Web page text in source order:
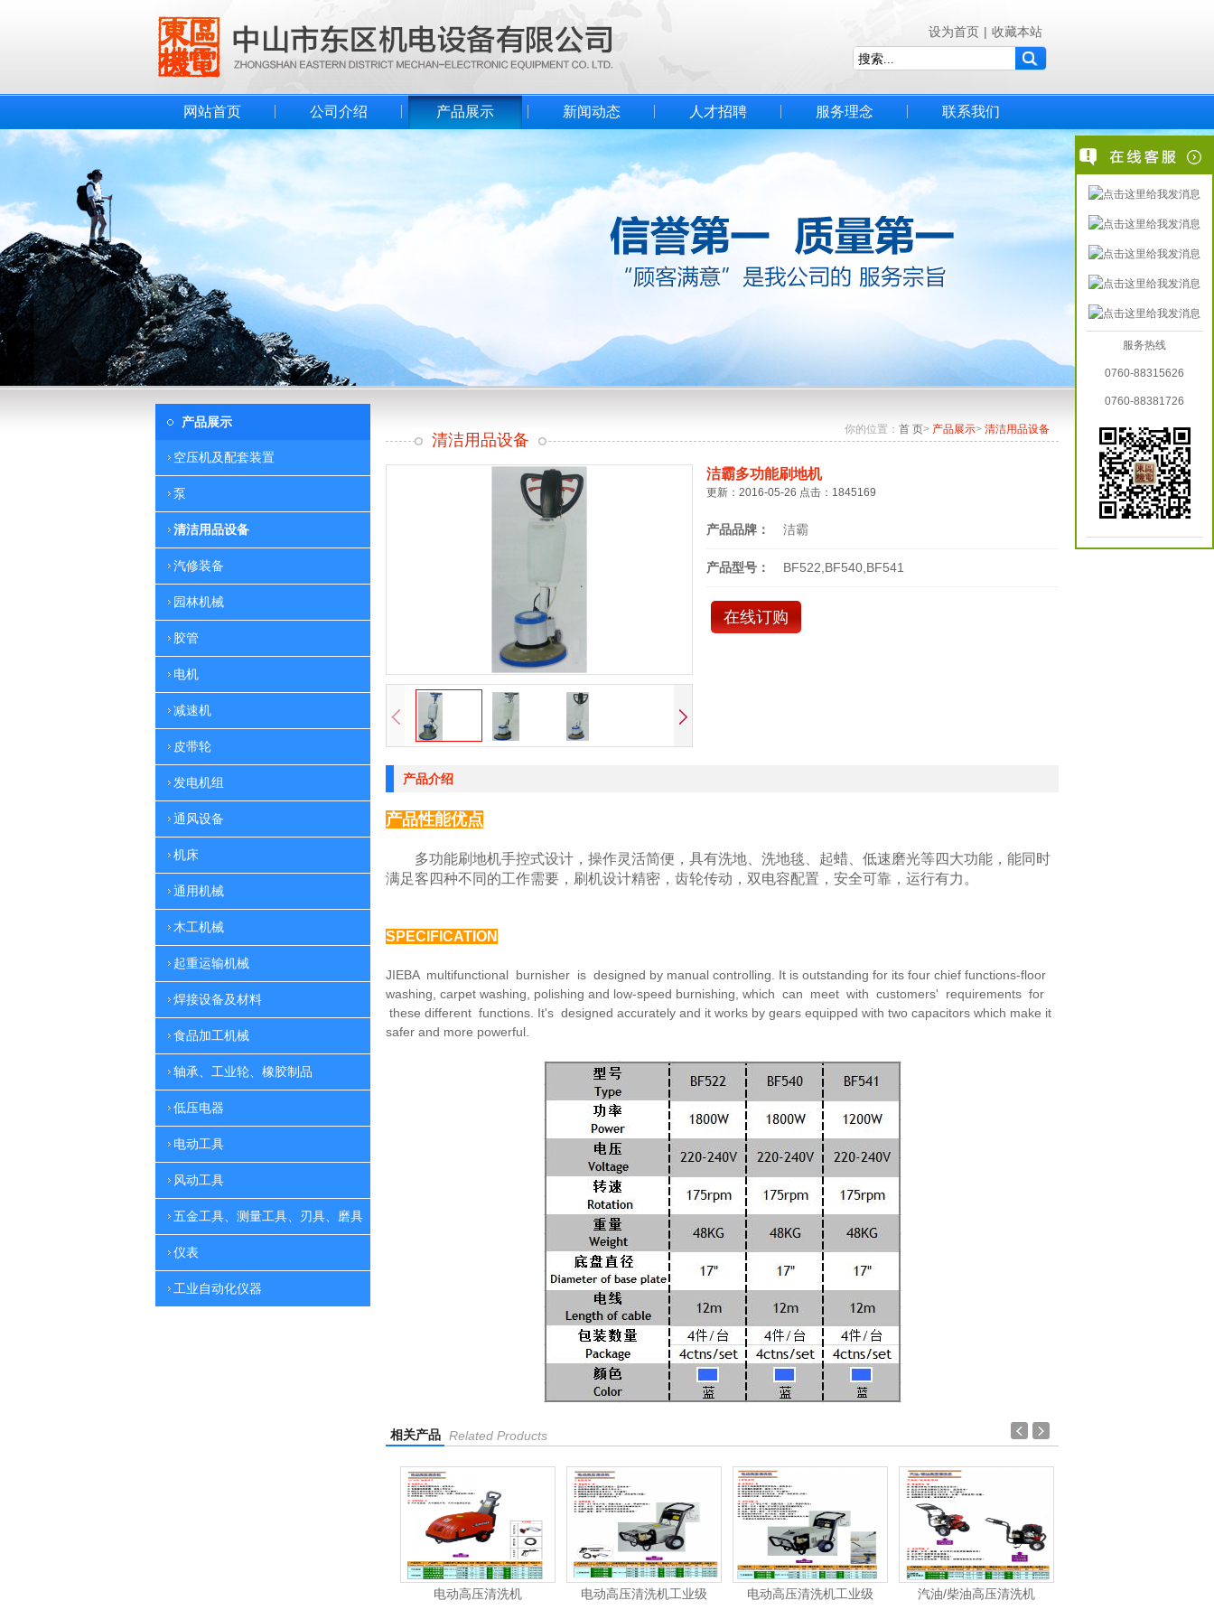
设为首页 | 收藏本站
网站首页 公司介绍 产品展示 新闻动态 人才招聘 服务理念 联系我们
产品展示
空压机及配套装置
泵
清洁用品设备
汽修装备
园林机械
胶管
电机
减速机
皮带轮
发电机组
通风设备
机床
通用机械
木工机械
起重运输机械
焊接设备及材料
食品加工机械
轴承、工业轮、橡胶制品
低压电器
电动工具
风动工具
五金工具、测量工具、刃具、磨具
仪表
工业自动化仪器
你的位置： 首 页> 产品展示> 清洁用品设备
清洁用品设备
洁霸多功能刷地机
更新：2016-05-26 点击：1845169
产品品牌： 洁霸
产品型号： BF522,BF540,BF541
在线订购
产品介绍
产品性能优点
多功能刷地机手控式设计，操作灵活简便，具有洗地、 洗地毯、起蜡、低速磨光等四大功能，能同时
满足客四种不同的工作需要，刷机设计精密，齿轮传动，双电容配置， 安全可靠，运行有力。
SPECIFICATION
JIEBA multifunctional burnisher is designed by manual controlling. It is outstanding for its four chief functions-floor
washing, carpet washing, polishing and low-speed burnishing, which can meet with customers' requirements for
these different functions. It's designed accurately and it works by gears equipped with two capacitors which make it
safer and more powerful.
相关产品 Related Products
电动高压清洗机 电动高压清洗机工业级 电动高压清洗机工业级 汽油/柴油高压清洗机
服务热线
0760-88315626
0760-88381726